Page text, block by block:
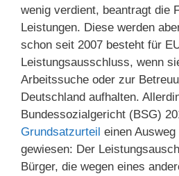
wenig verdient, beantragt die
Leistungen. Diese werden
schon seit 2007 besteht für
Leistungsausschluss, wenn
Arbeitssuche oder zur
Deutschland aufhalten.
Bundessozialgericht (BSG)
Grundsatzurteil einen
gewiesen: Der
Bürger, die wegen eines